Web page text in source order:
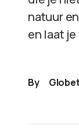
natuur
en laat
By